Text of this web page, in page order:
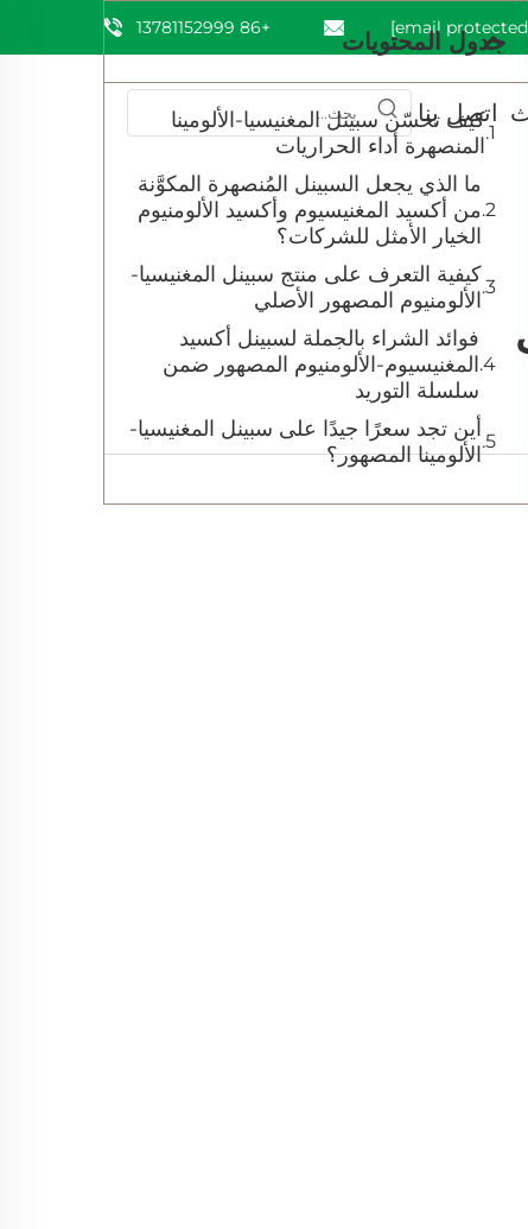
+86 13781152999
اتصل بنا
جدول المحتويات
كيف تحسّن سبينل المغنيسيا-الألومينا
المنصهرة أداء الحراريات
ما الذي يجعل السبينل المُنصهرة المكوَّنة
من أكسيد المغنيسيوم وأكسيد الألومنيوم
الخيار الأمثل للشركات؟
كيفية التعرف على منتج سبينل المغنيسيا-
الألومنيوم المصهور الأصلي
فوائد الشراء بالجملة لسبينل أكسيد
المغنيسيوم-الألومنيوم المصهور ضمن
سلسلة التوريد
أين تجد سعرًا جيدًا على سبينل المغنيسيا-
الألومينا المصهور؟